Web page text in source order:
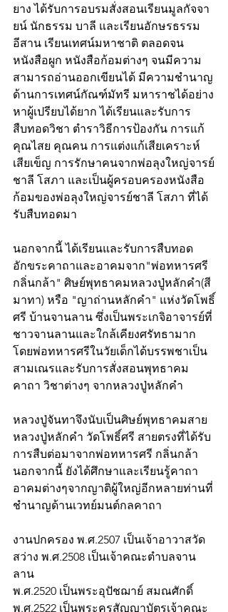
ยาง ได้รับการอบรมสั่งสอนเรียนมูลกัจจา
ยน์ นักธรรม บาลี และเรียนอักษรธรรม
อีสาน เรียนเทศน์มหาชาติ ตลอดจน
หนังสือผูก หนังสือก้อมต่างๆ จนมีความ
สามารถอ่านออกเขียนได้ มีความชำนาญ
ด้านการเทศน์กัณฑ์มัทรี มหาราชได้อย่าง
หาผู้เปรียบได้ยาก ได้เรียนและรับการ
สืบทอดวิชา ตำราวิธีการป้องกัน การแก้
คุณไสย คุณคน การแต่งแก้เสียเคราะห์
เสียเข็ญ การรักษาคนจากพ่อลุงใหญ่จารย์
ชาลี โสภา และเป็นผู้ครอบครองหนังสือ
ก้อมของพ่อลุงใหญ่จารย์ชาลี โสภา ที่ได้
รับสืบทอดมา
นอกจากนี้ ได้เรียนและรับการสืบทอด
อักขระคาถาและอาคมจาก"พ่อทหารศรี
กลิ่นกล้า" ศิษย์พุทธาคมหลวงปู่หลักคำ(สี
มาทา) หรือ "ญาถ่านหลักคำ" แห่งวัดโพธิ์
ศรี บ้านจานลาน ซึ่งเป็นพระเกจิอาจารย์ที่
ชาวจานลานและใกล้เคียงศรัทธามาก
โดยพ่อทหารศรีในวัยเด็กได้บรรพชาเป็น
สามเณรและรับการสั่งสอนพุทธาคม
คาถา วิชาต่างๆ จากหลวงปู่หลักคำ
หลวงปู่จันทาจึงนับเป็นศิษย์พุทธาคมสาย
หลวงปู่หลักคำ วัดโพธิ์ศรี สายตรงที่ได้รับ
การสืบต่อมาจากพ่อทหารศรี กลิ่นกล้า
นอกจากนี้ ยังได้ศึกษาและเรียนรู้คาถา
อาคมต่างๆจากญาติผู้ใหญ่อีกหลายท่านที่
ชำนาญด้านเวทย์มนต์กลคาถา
งานปกครอง พ.ศ.2507 เป็นเจ้าอาวาสวัด
สว่าง พ.ศ.2508 เป็นเจ้าคณะตำบลจาน
ลาน
พ.ศ.2520 เป็นพระอุปัชฌาย์ สมณศักดิ์
พ.ศ.2522 เป็นพระครูสัญญาบัตรเจ้าคณะ